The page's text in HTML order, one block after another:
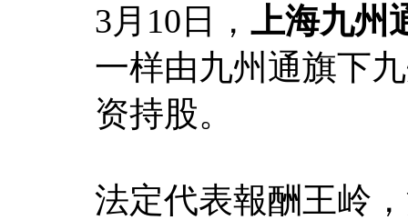
3月10日， 上海九州
一样由九州通旗下
资持股。
法定代表報酬王岭